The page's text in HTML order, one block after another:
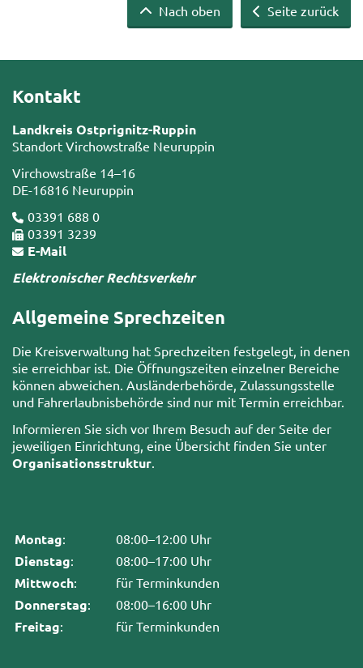
Seite zurück
Nach oben
Kontakt
Landkreis Ostprignitz-Ruppin
Standort Virchowstraße Neuruppin
Virchowstraße 14–16
DE-16816 Neuruppin
03391 688 0
03391 3239
E-Mail
Elektronischer Rechtsverkehr
Allgemeine Sprechzeiten
Die Kreisverwaltung hat Sprechzeiten festgelegt, in denen
sie erreichbar ist. Die Öffnungszeiten einzelner Bereiche
können abweichen. Ausländerbehörde, Zulassungsstelle
und Fahrerlaubnisbehörde sind nur mit Termin erreichbar.
Informieren Sie sich vor Ihrem Besuch auf der Seite der
jeweiligen Einrichtung, eine Übersicht finden Sie unter
Organisationsstruktur.
Montag: 08:00–12:00 Uhr
Dienstag: 08:00–17:00 Uhr
Mittwoch: für Terminkunden
Donnerstag: 08:00–16:00 Uhr
Freitag: für Terminkunden